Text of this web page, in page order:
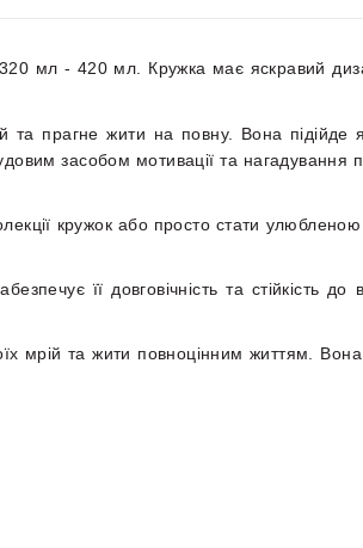
320 мл - 420 мл. Кружка має яскравий
та прагне жити на повну. Вона підійде
засобом мотивації та нагадування
кружок або просто стати улюбленою
її довговічність та стійкість до
мрій та жити повноцінним життям.